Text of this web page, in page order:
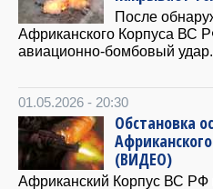
После
Африканского Корпуса ВС
авиационно-бомбовый удар.
01.05.2026 - 20:30
Обстановка
(ВИДЕО)
Африканский Корпус ВС РФ